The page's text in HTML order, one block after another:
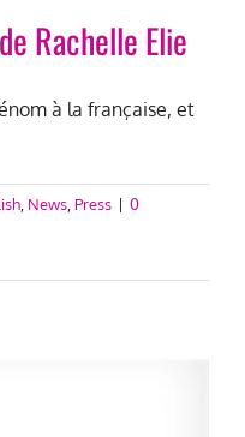
Rachelle Elie
à la française, et
News Press | 0